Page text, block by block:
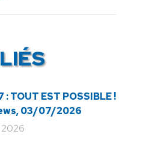
: TOUT EST POSSIBLE !
03/07/2026
2026